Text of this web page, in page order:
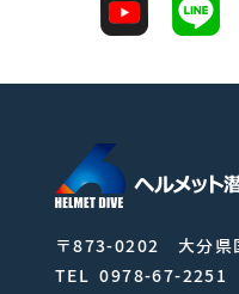
〒873-0202 大分県
TEL 0978-67-2251